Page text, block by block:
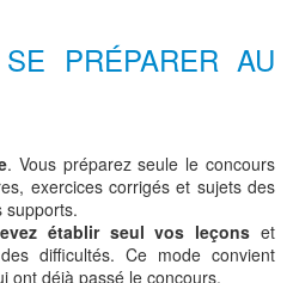
PRÉPARER AU
. Vous préparez seule le concours
exercices corrigés et sujets des
supports.
établir seul vos leçons et
difficultés. Ce mode convient
ont déjà passé le concours.